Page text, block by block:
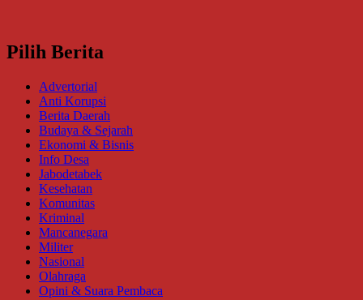
Pilih Berita
Advertorial
Anti Korupsi
Berita Daerah
Budaya & Sejarah
Ekonomi & Bisnis
Info Desa
Jabodetabek
Kesehatan
Komunitas
Kriminal
Mancanegara
Militer
Nasional
Olahraga
Opini & Suara Pembaca